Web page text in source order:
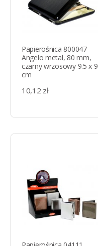
Papierośnica 800047
Angelo metal, 80 mm,
czarny wrzosowy 9.5 x 9
cm
10,12 zł